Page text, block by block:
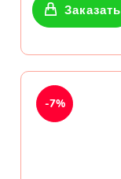
Заказать
-7%